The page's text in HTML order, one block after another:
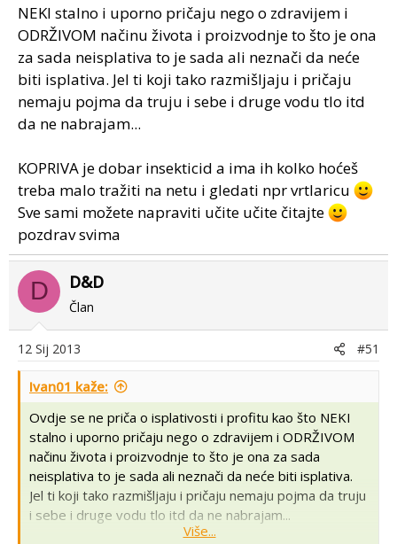
NEKI stalno i uporno pričaju nego o zdravijem i
ODRŽIVOM načinu života i proizvodnje to što je ona
za sada neisplativa to je sada ali neznači da neće
biti isplativa. Jel ti koji tako razmišljaju i pričaju
nemaju pojma da truju i sebe i druge vodu tlo itd
da ne nabrajam...
KOPRIVA je dobar insekticid a ima ih kolko hoćeš
treba malo tražiti na netu i gledati npr vrtlaricu
Sve sami možete napraviti učite učite čitajte
pozdrav svima
D D&D
Član
12 Sij 2013 #51
Ivan01 kaže:
Ovdje se ne priča o isplativosti i profitu kao što NEKI
stalno i uporno pričaju nego o zdravijem i ODRŽIVOM
načinu života i proizvodnje to što je ona za sada
neisplativa to je sada ali neznači da neće biti isplativa.
Jel ti koji tako razmišljaju i pričaju nemaju pojma da truju
i sebe i druge vodu tlo itd da ne nabrajam...
Više...